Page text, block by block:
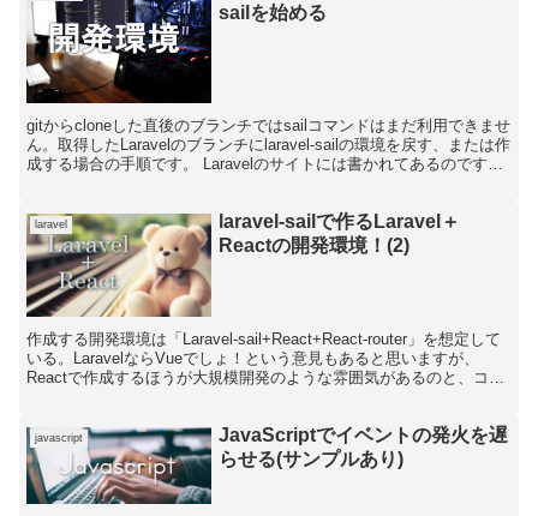
sailを始める
gitからcloneした直後のブランチではsailコマンドはまだ利用できませ
ん。取得したLaravelのブランチにlaravel-sailの環境を戻す、または作
成する場合の手順です。 Laravelのサイトには書かれてあるのです
laravel
laravel-sailで作るLaravel＋
Reactの開発環境！(2)
作成する開発環境は「Laravel-sail+React+React-router」を想定して
いる。LaravelならVueでしょ！という意見もあると思いますが、
Reactで作成するほうが大規模開発のような雰囲気があるのと、コン
javascript
JavaScriptでイベントの発火を遅
らせる(サンプルあり)